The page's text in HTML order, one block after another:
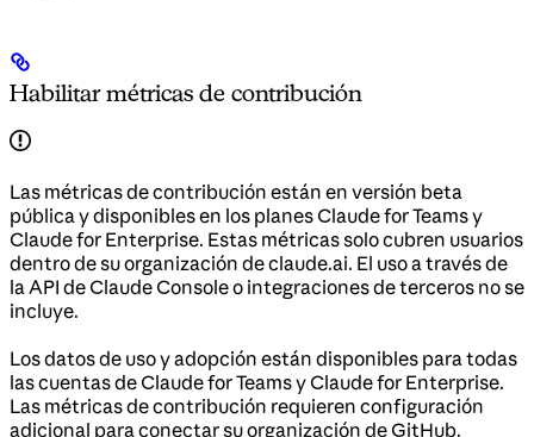
Habilitar métricas de contribución
Las métricas de contribución están en versión beta
pública y disponibles en los planes Claude for Teams y
Claude for Enterprise. Estas métricas solo cubren usuarios
dentro de su organización de claude.ai. El uso a través de
la API de Claude Console o integraciones de terceros no se
incluye.
Los datos de uso y adopción están disponibles para todas
las cuentas de Claude for Teams y Claude for Enterprise.
Las métricas de contribución requieren configuración
adicional para conectar su organización de GitHub.